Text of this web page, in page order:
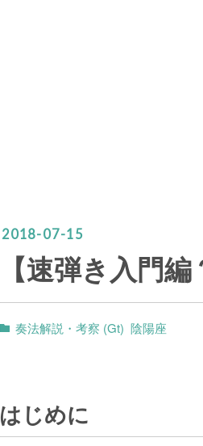
2018-07-15
【速弾き入門
奏法解説・考察 (Gt) 陰陽座
はじめに